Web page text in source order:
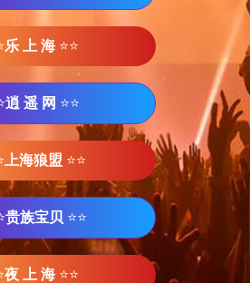
乐 上 海 ⭐⭐
逍 遥 网 ⭐⭐
上海狼盟 ⭐⭐
贵族宝贝 ⭐⭐
夜 上 海 ⭐⭐